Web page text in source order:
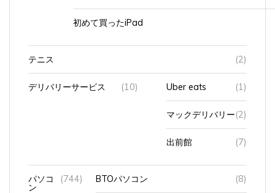
初めて買ったiPad
(2)
デリバリーサービス (10) Uber eats (1)
(2)
出前館 (7)
パソコ
ン
(744) BTOパソコン (8)